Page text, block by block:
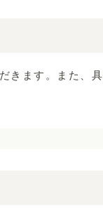
きます。また、